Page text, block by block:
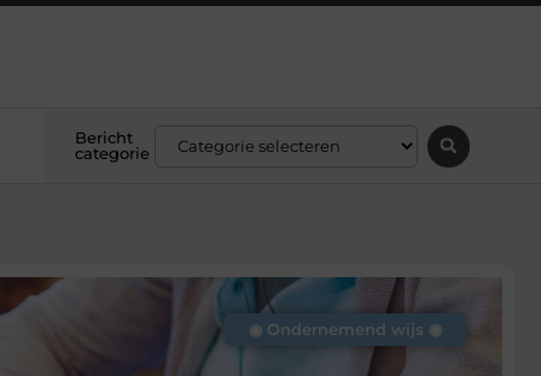
Bericht
categorie
◉ Ondernemend wijs ◉